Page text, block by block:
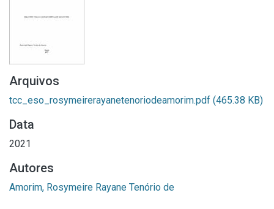
Arquivos
tcc_eso_rosymeirerayanetenoriodeamorim.pdf (465.38 KB)
Data
2021
Autores
Amorim, Rosymeire Rayane Tenório de